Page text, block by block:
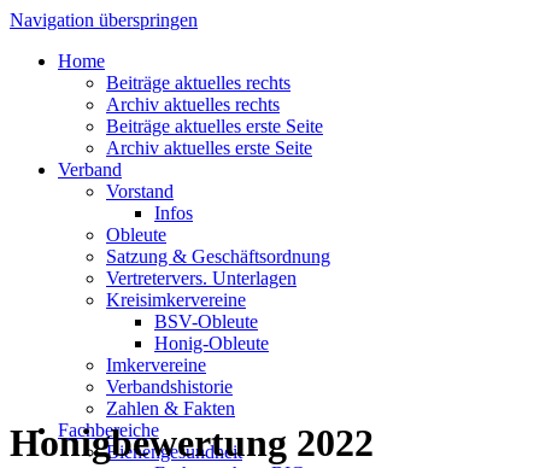
Navigation überspringen
Home
Beiträge aktuelles rechts
Archiv aktuelles rechts
Beiträge aktuelles erste Seite
Archiv aktuelles erste Seite
Verband
Vorstand
Infos
Obleute
Satzung & Geschäftsordnung
Vertretervers. Unterlagen
Kreisimkervereine
BSV-Obleute
Honig-Obleute
Imkervereine
Verbandshistorie
Zahlen & Fakten
Fachbereiche
Bienengesundheit
Honigbewertung 2022